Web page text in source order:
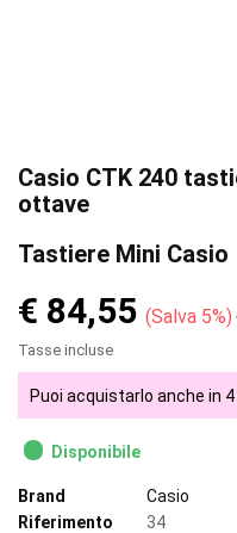
Casio CTK 240
ottave
Tastiere Mini Casio
€ 84,55 Salva 5%
Tasse incluse
Puoi acquistarlo anche in 4
Disponibile
Brand
Casio
Riferimento
34